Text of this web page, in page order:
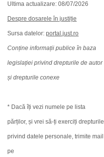
Ultima actualizare: 08/07/2026
Despre dosarele în justiție
Sursa datelor: portal.just.ro
Conține informații publice în baza
legislației privind drepturile de autor
și drepturile conexe
* Dacă îți vezi numele pe lista
părților, și vrei să-ți exerciți drepturile
privind datele personale, trimite mail
pe